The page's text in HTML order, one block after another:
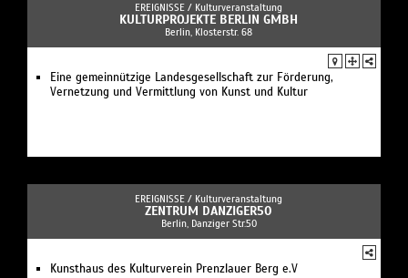
EREIGNISSE / Kulturveranstaltung
KULTURPROJEKTE BERLIN GMBH
Berlin, Klosterstr. 68
Eine gemeinnützige Landesgesellschaft zur Förderung,
Vernetzung und Vermittlung von Kunst und Kultur
EREIGNISSE / Kulturveranstaltung
ZENTRUM DANZIGER50
Berlin, Danziger Str.50
Kunsthaus des Kulturverein Prenzlauer Berg e.V